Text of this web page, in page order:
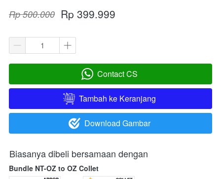
Rp 500.000 Rp 399.999
` Contact CS
` Tambah ke Keranjang
` Download Gambar
Biasanya dibeli bersamaan dengan
Bundle NT-OZ to OZ Collet